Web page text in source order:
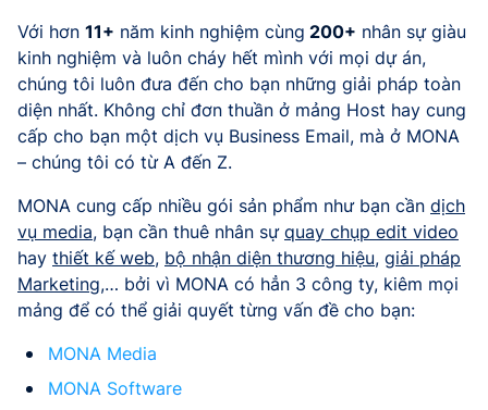
Với hơn 11+ năm kinh nghiệm cùng 200+ nhân sự giàu
kinh nghiệm và luôn cháy hết mình với mọi dự án,
chúng tôi luôn đưa đến cho bạn những giải pháp toàn
diện nhất. Không chỉ đơn thuần ở mảng Host hay cung
cấp cho bạn một dịch vụ Business Email, mà ở MONA
– chúng tôi có từ A đến Z.
MONA cung cấp nhiều gói sản phẩm như bạn cần dịch
vụ media, bạn cần thuê nhân sự quay chụp edit video
hay thiết kế web, bộ nhận diện thương hiệu, giải pháp
Marketing,… bởi vì MONA có hẳn 3 công ty, kiêm mọi
mảng để có thể giải quyết từng vấn đề cho bạn:
MONA Media
MONA Software